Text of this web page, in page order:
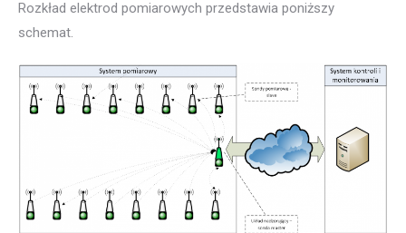
Rozkład elektrod pomiarowych przedstawia poniższy
schemat.